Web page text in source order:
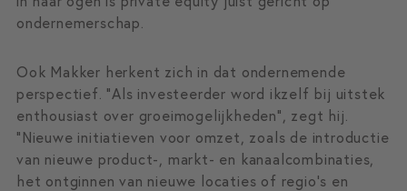
ondernemerschap.
Ook Makker herkent zich in dat ondernemende
perspectief. “Als investeerder word ikzelf bij uitstek
enthousiast over groeimogelijkheden”, zegt hij.
“Nieuwe initiatieven voor omzet, zoals de introductie
van nieuwe product-, markt- en kanaalcombinaties,
het ontginnen van nieuwe locaties of regio’s en